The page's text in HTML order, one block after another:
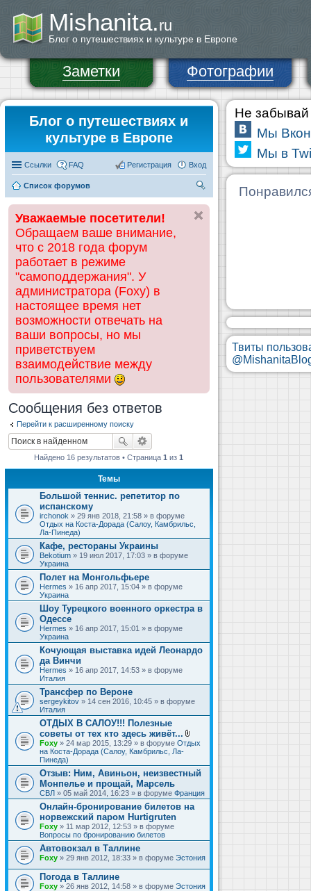
Mishanita.ru
Блог о путешествиях и культуре в Европе
Заметки Фотографии
Блог о путешествиях и
культуре в Европе
Ссылки FAQ Вход
Регистрация
Список форумов
ск
Уважаемые посетители!
Обращаем ваше внимание,
что с 2018 года форум
работает в режиме
"самоподдержания". У
администратора (Foxy) в
настоящее время нет
возможности отвечать на
ваши вопросы, но мы
приветствуем
взаимодействие между
пользователями
Сообщения без ответов
Перейти к расширенному поиску
Найдено 16 результатов • Страница1 из1
Темы
Большой теннис. репетитор по
испанскому
irchonok » 29 янв 2018, 21:58 » в форуме
Отдых на Коста-Дорада (Салоу, Камбрильс,
Ла-Пинеда)
Кафе, рестораны Украины
Bekotium » 19 июл 2017, 17:03 » в форуме
Украина
Полет на Монгольфьере
Hermes » 16 апр 2017, 15:04 » в форуме
Украина
Шоу Турецкого военного оркестра в
Одессе
Hermes » 16 апр 2017, 15:01 » в форуме
Украина
Кочующая выставка идей Леонардо
да Винчи
Hermes » 16 апр 2017, 14:53 » в форуме
Италия
Трансфер по Вероне
sergeykitov » 14 сен 2016, 10:45 » в форуме
Италия
ОТДЫХ В САЛОУ!!! Полезные
советы от тех кто здесь живёт...
В
л
ж
е
и
я
Foxy » 24 мар 2015, 13:29 » в форуме Отдых
на Коста-Дорада (Салоу, Камбрильс, Ла-
Пинеда)
Отзыв: Ним, Авиньон, неизвестный
Монпелье и прощай, Марсель
СВЛ » 05 май 2014, 16:23 » в форуме Франция
Онлайн-бронирование билетов на
норвежский паром Hurtigruten
Foxy » 11 мар 2012, 12:53 » в форуме
Вопросы по бронированию билетов
Автовокзал в Таллине
Foxy » 29 янв 2012, 18:33 » в форуме Эстония
Погода в Таллине
Foxy » 26 янв 2012, 14:58 » в форуме Эстония
Не забывай
Мы
Мы в
Твиты